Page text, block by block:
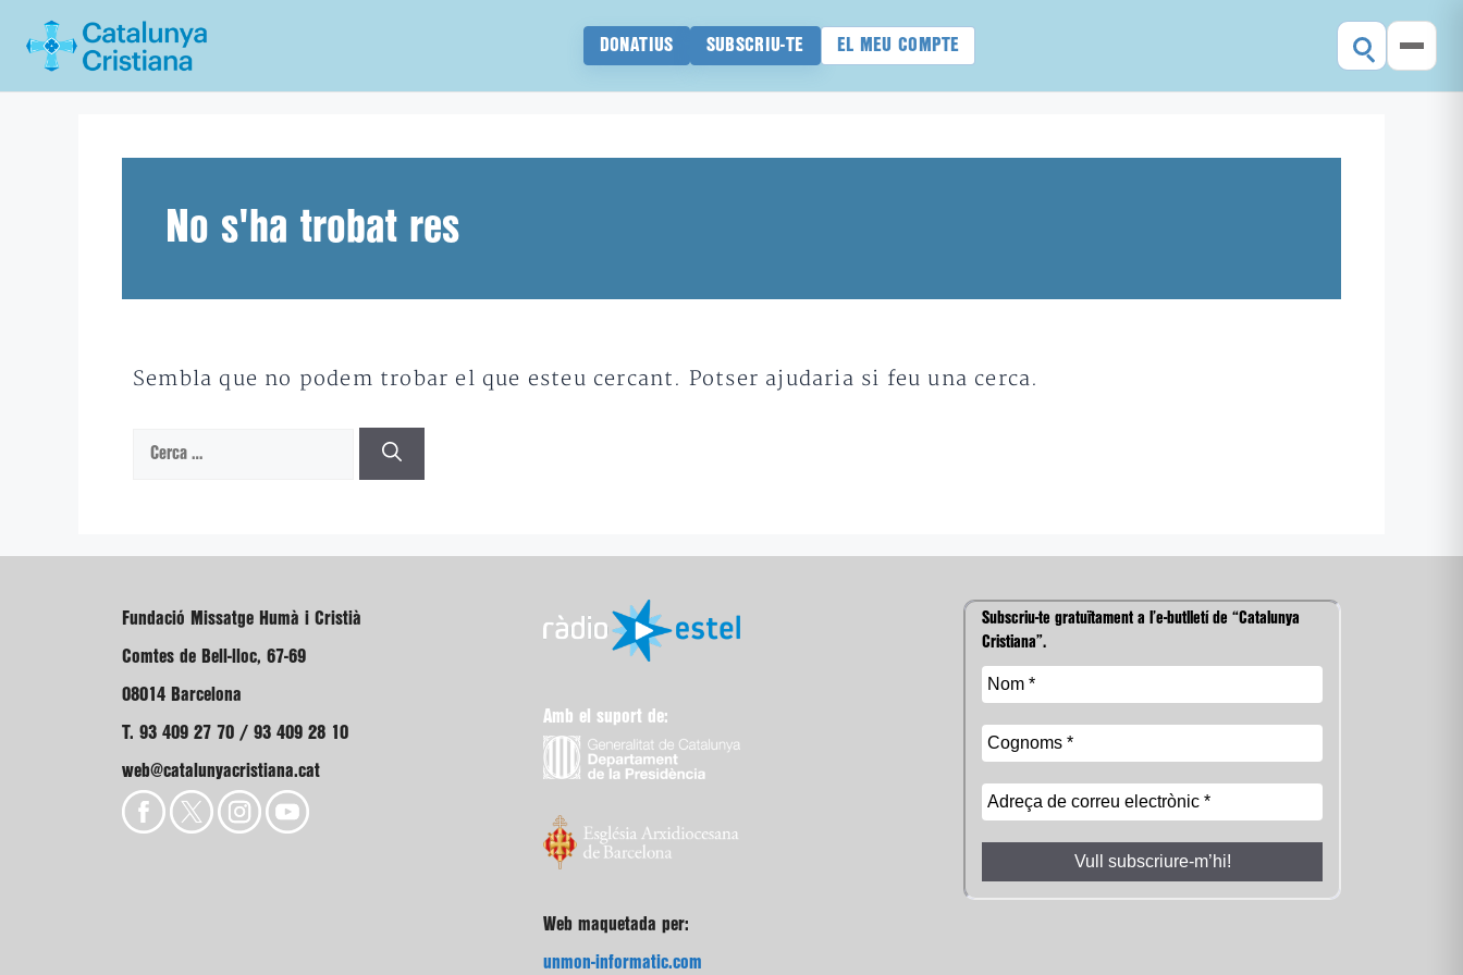
DONATIUS SUBSCRIU-TE EL MEU COMPTE
No s'ha trobat res
Sembla que no podem trobar el que esteu cercant. Potser ajudaria si feu una cerca.
Cerca:
Fundació Missatge Humà i Cristià
Comtes de Bell-lloc, 67-69
08014 Barcelona
T. 93 409 27 70 / 93 409 28 10
web@catalunyacristiana.cat
Amb el suport de:
Web maquetada per:
unmon-informatic.com
Subscriu-te gratuïtament a l’e-butlletí de “Catalunya
Cristiana”.